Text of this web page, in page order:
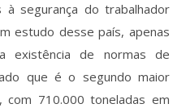
segurança do trabalhador
estudo desse país, apenas
existência de normas de
que é o segundo maior
com 710.000 toneladas em